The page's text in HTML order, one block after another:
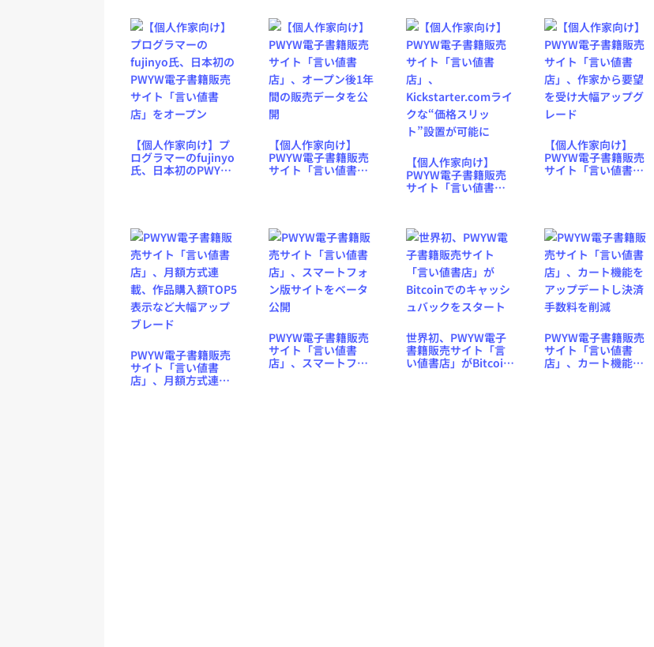
【個人作家向け】プ
ログラマーのfujinyo
氏、日本初のPWYW
【個人作家向け】
PWYW電子書籍販売
サイト「言い値書
【個人作家向け】
PWYW電子書籍販売
サイト「言い値書
クな“価格スリッ
ト”設置が可能に
【個人作家向け】
PWYW電子書籍販売
サイト「言い値書
PWYW電子書籍販売
サイト「言い値書
店」、月額方式連
PWYW電子書籍販売
サイト「言い値書
店」、スマートフォ
世界初、PWYW電子
書籍販売サイト「言
い値書店」がBitcoin
PWYW電子書籍販売
サイト「言い値書
店」、カート機能を